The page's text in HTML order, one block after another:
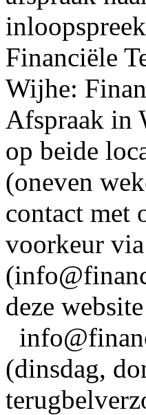
Financiële
Wijhe:
Afspraak in
op beide
(oneven
contact met
voorkeur
deze
(dinsdag,